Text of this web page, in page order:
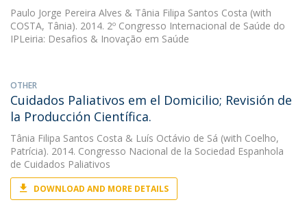
Paulo Jorge Pereira Alves & Tânia Filipa Santos Costa (with
COSTA, Tânia). 2014. 2º Congresso Internacional de Saúde do
IPLeiria: Desafios & Inovação em Saúde
OTHER
Cuidados Paliativos em el Domicilio; Revisión de
la Producción Científica.
Tânia Filipa Santos Costa & Luís Octávio de Sá (with Coelho,
Patrícia). 2014. Congresso Nacional de la Sociedad Espanhola
de Cuidados Paliativos
DOWNLOAD AND MORE DETAILS